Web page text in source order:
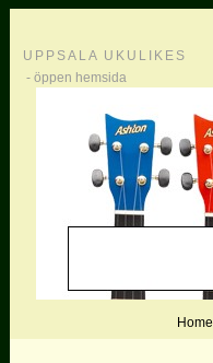
UPPSALA UKULIKES
- öppen hemsida
Home